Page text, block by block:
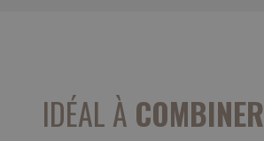
IDÉAL À COMBINER